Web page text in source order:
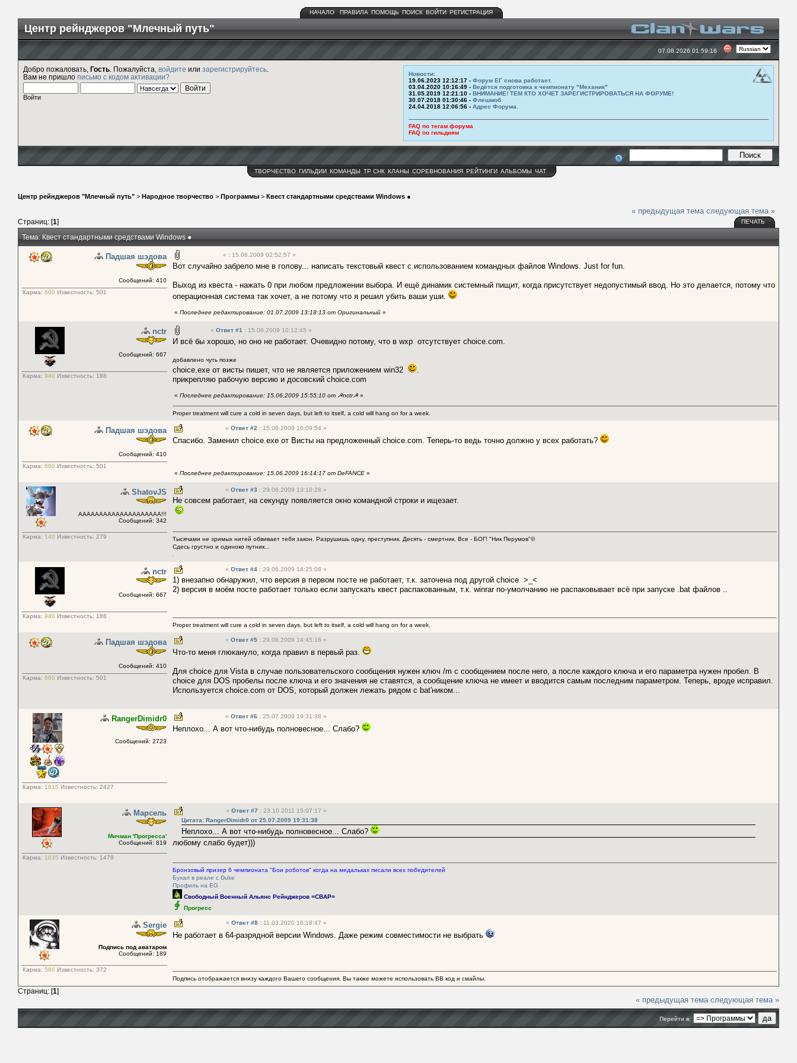
НАЧАЛО ПРАВИЛА ПОМОЩЬ ПОИСК ВОЙТИ РЕГИСТРАЦИЯ
Центр рейнджеров "Млечный путь"
07.08.2026 01:59:16
Добро пожаловать, Гость . Пожалуйста, войдите или зарегистрируйтесь
Вам не пришло письмо с кодом активации?
Войти
Новости:
19.06.2023 12:12:17 - Форум ЕГ снова работает.
03.04.2020 10:16:49 - Ведётся подготовка к чемпионату "Механик"
31.05.2019 12:21:10 - ВНИМАНИЕ! ТЕМ КТО ХОЧЕТ ЗАРЕГИСТРИРОВАТЬСЯ НА ФОРУМЕ!
30.07.2018 01:30:46 - Флешмоб
24.04.2018 12:06:56 - Адрес Форума.
FAQ по тегам форума
FAQ по гильдиям
ТВОРЧЕСТВО ГИЛЬДИИ КОМАНДЫ ТР СНК КЛАНЫ СОРЕВНОВАНИЯ РЕЙТИНГИ АЛЬБОМЫ ЧАТ
Центр рейнджеров "Млечный путь" > Народное творчество > Программы > Квест стандартными средствами Windows ●
Страниц: [1]
« предыдущая тема следующая тема »
ПЕЧАТЬ
Тема: Квест стандартными средствами Windows ●
Падшая шэдова
Сообщений: 410
Карма: 660 Известность: 501
« : 15.06.2009 02:52:57 »
Вот случайно забрело мне в голову... написать текстовый квест с использованием командных файлов Windows. Just for fun.
Выход из квеста - нажать 0 при любом предложении выбора. И ещё динамик системный пищит, когда присутствует недопустимый ввод. Но это делается, потому что
операционная система так хочет, а не потому что я решил убить ваши уши.
« Последнее редактирование: 01.07.2009 13:18:13 от Оригинальный »
nctr
Сообщений: 667
Карма: 940 Известность: 188
« Ответ #1 : 15.06.2009 10:12:45 »
И всё бы хорошо, но оно не работает. Очевидно потому, что в wxp отсутствует choice.com.
добавлено чуть позже
choice.exe от висты пишет, что не является приложением win32
.
прикрепляю рабочую версию и досовский choice.com
« Последнее редактирование: 15.06.2009 15:55:10 от ☭nctr☭ »
Proper treatment will cure a cold in seven days, but left to itself, a cold will hang on for a week.
Падшая шэдова
Сообщений: 410
Карма: 660 Известность: 501
« Ответ #2 : 15.06.2009 16:09:54 »
Спасибо. Заменил choice.exe от Висты на предложенный choice.com. Теперь-то ведь точно должно у всех работать?
« Последнее редактирование: 15.06.2009 16:14:17 от DeFANCE »
ShatovJS
АААААААААААААААААААА!!!
Сообщений: 342
Карма: 140 Известность: 279
« Ответ #3 : 29.06.2009 13:10:28 »
Не совсем работает, на секунду появляется окно командной строки и ищезает.
Тысячами не зримых нитей обвивает тебя закон. Разрушишь одну, преступник. Десять - смертник. Все - БОГ! "Ник Перумов"©
Сдесь грустно и одиноко путник...
.
nctr
Сообщений: 667
Карма: 940 Известность: 188
« Ответ #4 : 29.06.2009 14:25:08 »
1) внезапно обнаружил, что версия в первом посте не работает, т.к. заточена под другой choice >_<
2) версия в моём посте работает только если запускать квест распакованным, т.к. winrar по-умолчанию не распаковывает всё при запуске .bat файлов ..
Proper treatment will cure a cold in seven days, but left to itself, a cold will hang on for a week.
Падшая шэдова
Сообщений: 410
Карма: 660 Известность: 501
« Ответ #5 : 29.06.2009 14:45:16 »
Что-то меня глюкануло, когда правил в первый раз.
Для choice для Vista в случае пользовательского сообщения нужен ключ /m с сообщением после него, а после каждого ключа и его параметра нужен пробел. В
choice для DOS пробелы после ключа и его значения не ставятся, а сообщение ключа не имеет и вводится самым последним параметром. Теперь, вроде исправил.
Используется choice.com от DOS, который должен лежать рядом с bat'ником...
RangerDimidr0
Сообщений: 2723
Карма: 1815 Известность: 2427
« Ответ #6 : 25.07.2009 19:31:38 »
Неплохо... А вот что-нибудь полновесное... Слабо?
Марсель
Мичман 'Прогресса'
Сообщений: 819
Карма: 1035 Известность: 1478
« Ответ #7 : 23.10.2011 15:07:17 »
Цитата: RangerDimidr0 от 25.07.2009 19:31:38
Неплохо... А вот что-нибудь полновесное... Слабо?
любому слабо будет)))
Бронзовый призер 6 чемпионата "Бои роботов" когда на медальках писали всех победителей
Бухал в реале с Duke
Профиль на EG
Свободный Военный Альянс Рейнджеров =СВАР=
Прогресс
Sergie
Подпись под аватаром
Сообщений: 189
Карма: 580 Известность: 372
« Ответ #8 : 11.03.2020 16:18:47 »
Не работает в 64-разрядной версии Windows. Даже режим совместимости не выбрать
Подпись отображается внизу каждого Вашего сообщения. Вы также можете использовать BB код и смайлы.
Страниц: [1]
« предыдущая тема следующая тема »
Перейти в: